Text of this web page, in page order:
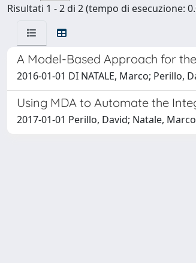
Risultati 1 - 2 di 2 (tempo di esecuzione:
A Model-Based Approach for
2016-01-01 DI NATALE, Marco; Perillo,
Using MDA to Automate the
2017-01-01 Perillo, David; Natale,